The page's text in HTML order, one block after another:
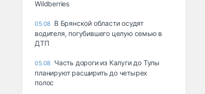
Wildberries
05.08 В Брянской области осудят
водителя, погубившего целую семью в
ДТП
05.08 Часть дороги из Калуги до Тулы
планируют расширить до четырех
полос